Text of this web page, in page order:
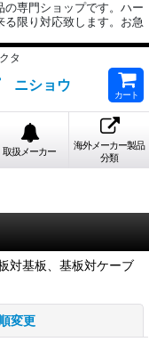
専門ショップです。ハー
限り対応致します。お急
タ
ニショウ
カート
取扱メーカー
海外メーカー製品
分類
対基板、基板対ケーブ
変更